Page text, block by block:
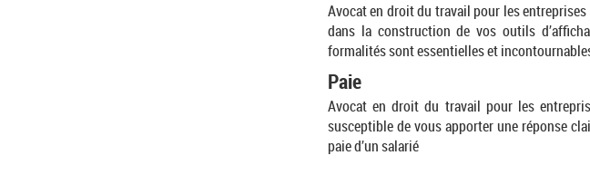
Avocat en droit du travail pour les entreprises
dans la construction de vos outils
formalités sont essentielles et
Paie
Avocat en droit du travail pour les
susceptible de vous apporter une réponse
paie d’un salarié